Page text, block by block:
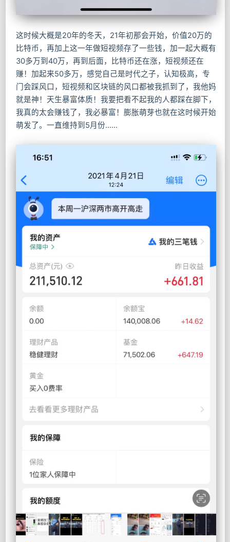
这时候大概是20年的冬天，21年初那会开始，价值20万的
比特币，再加上这一年做短视频存了一些钱，加一起大概有
30多万到40万，再到后面，比特币还在涨，短视频还在
赚！加起来50多万，感觉自己是时代之子，认知极高，专
门会踩风口，短视频和区块链的风口都被我抓到了，我他妈
就是神！天生暴富体质！我要把看不起我的人都踩在脚下，
我真的太会赚钱了，我必暴富！膨胀萌芽也就在这时候开始
萌发了。一直维持到5月份……